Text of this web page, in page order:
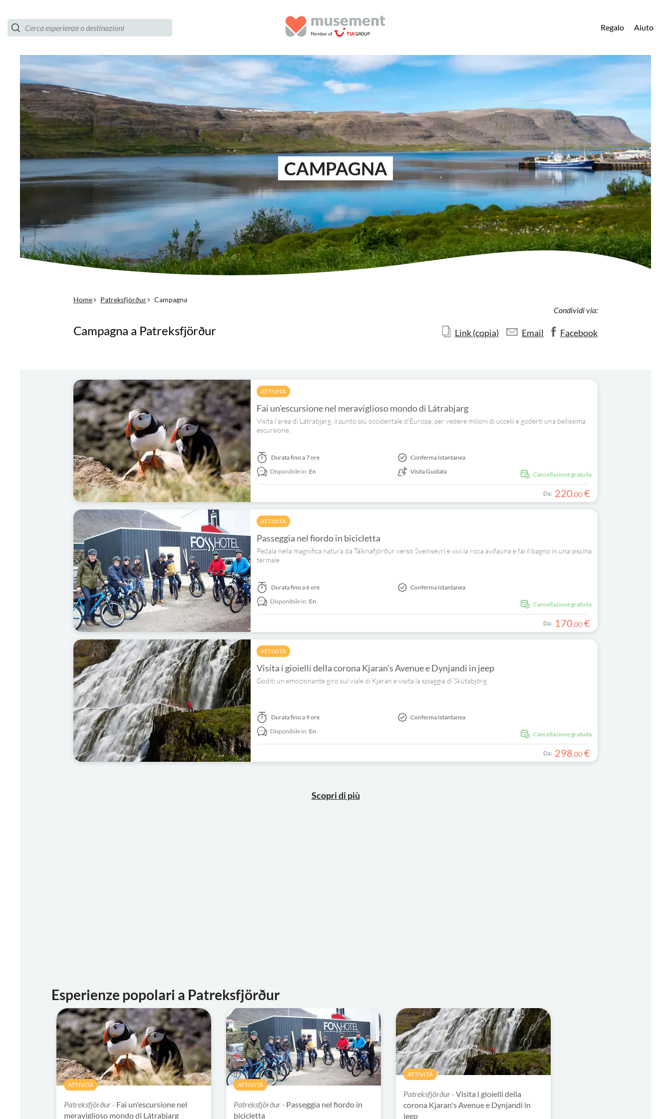
Regalo Aiuto
CAMPAGNA
Home Patreksfjörður Campagna
Campagna a Patreksfjörður
Condividi via:
Link (copia) Email Facebook
ATTIVITÀ
Fai un'escursione nel meraviglioso mondo di Látrabjarg
Visita l'area di Látrabjarg, il punto più occidentale d'Europa, per vedere milioni di uccelli e goderti una bellissima
escursione.
Cancellazione gratuita
Duratafino a 7 ore
Disponibile in: En
Conferma Istantanea
Visita Guidata
Da: 220,00 €
ATTIVITÀ
Passeggia nel fiordo in bicicletta
Pedala nella magnifica natura da Tálknafjörður verso Sveinseyri e vivi la ricca avifauna e fai il bagno in una piscina
termale
Cancellazione gratuita
Duratafino a 6 ore
Disponibile in: En
Conferma Istantanea
Da: 170,00 €
ATTIVITÀ
Visita i gioielli della corona Kjaran's Avenue e Dynjandi in jeep
Goditi un emozionante giro sul viale di Kjaran e visita la spiaggia di Skútabjörg
Cancellazione gratuita
Duratafino a 9 ore
Disponibile in: En
Conferma Istantanea
Da: 298,00 €
Scopri di più
Esperienze popolari a Patreksfjörður
ATTIVITÀ
Patreksfjörður - Fai un'escursione nel
meraviglioso mondo di Látrabjarg
ATTIVITÀ
Patreksfjörður - Passeggia nel fiordo in
bicicletta
ATTIVITÀ
Patreksfjörður -Visita i gioielli della
corona Kjaran's Avenue e Dynjandi in
jeep